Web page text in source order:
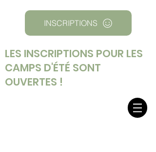
INSCRIPTIONS
LES INSCRIPTIONS POUR LES
CAMPS D'ÉTÉ SONT
OUVERTES !